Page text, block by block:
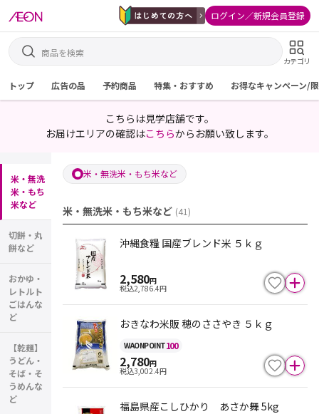
ログイン／新規会員登録
カテゴリ
トップ 広告の品 予約商品 特集・おすすめ お得なキャンペーン/
こちらは見学店舗です。
お届けエリアの確認はこちらからお願い致します。
米・無洗
米・もち
米など
切餅・丸
餅など
おかゆ・
レトルト
ごはんな
ど
【乾麺】
うどん・
そば・そ
うめんな
ど
米・無洗米・もち米など
米・無洗米・もち米など (41)
沖縄食糧 国産ブレンド米 ５ｋｇ
2,580円
税込2,786.4円
おきなわ米販 穂のささやき ５ｋｇ
WAONPOINT100
2,780円
税込3,002.4円
福島県産こしひかり あさか舞 5kg